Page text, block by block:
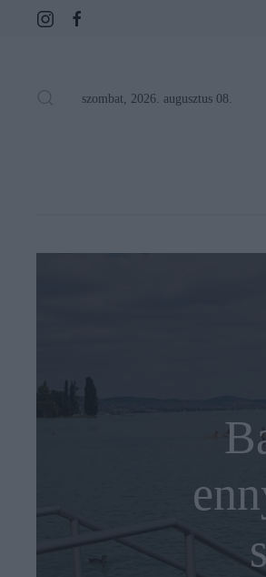
szombat, 2026. augusztus 08.